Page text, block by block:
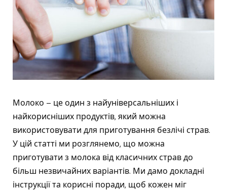
Молоко – це один з найуніверсальніших і
найкорисніших продуктів, який можна
використовувати для приготування безлічі страв.
У цій статті ми розглянемо, що можна
приготувати з молока від класичних страв до
більш незвичайних варіантів. Ми дамо докладні
інструкції та корисні поради, щоб кожен міг